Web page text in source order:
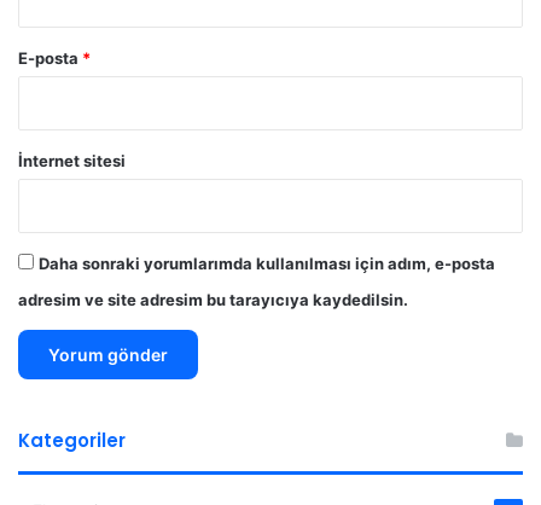
E-posta *
İnternet sitesi
Daha sonraki yorumlarımda kullanılması için adım, e-posta
adresim ve site adresim bu tarayıcıya kaydedilsin.
Kategoriler